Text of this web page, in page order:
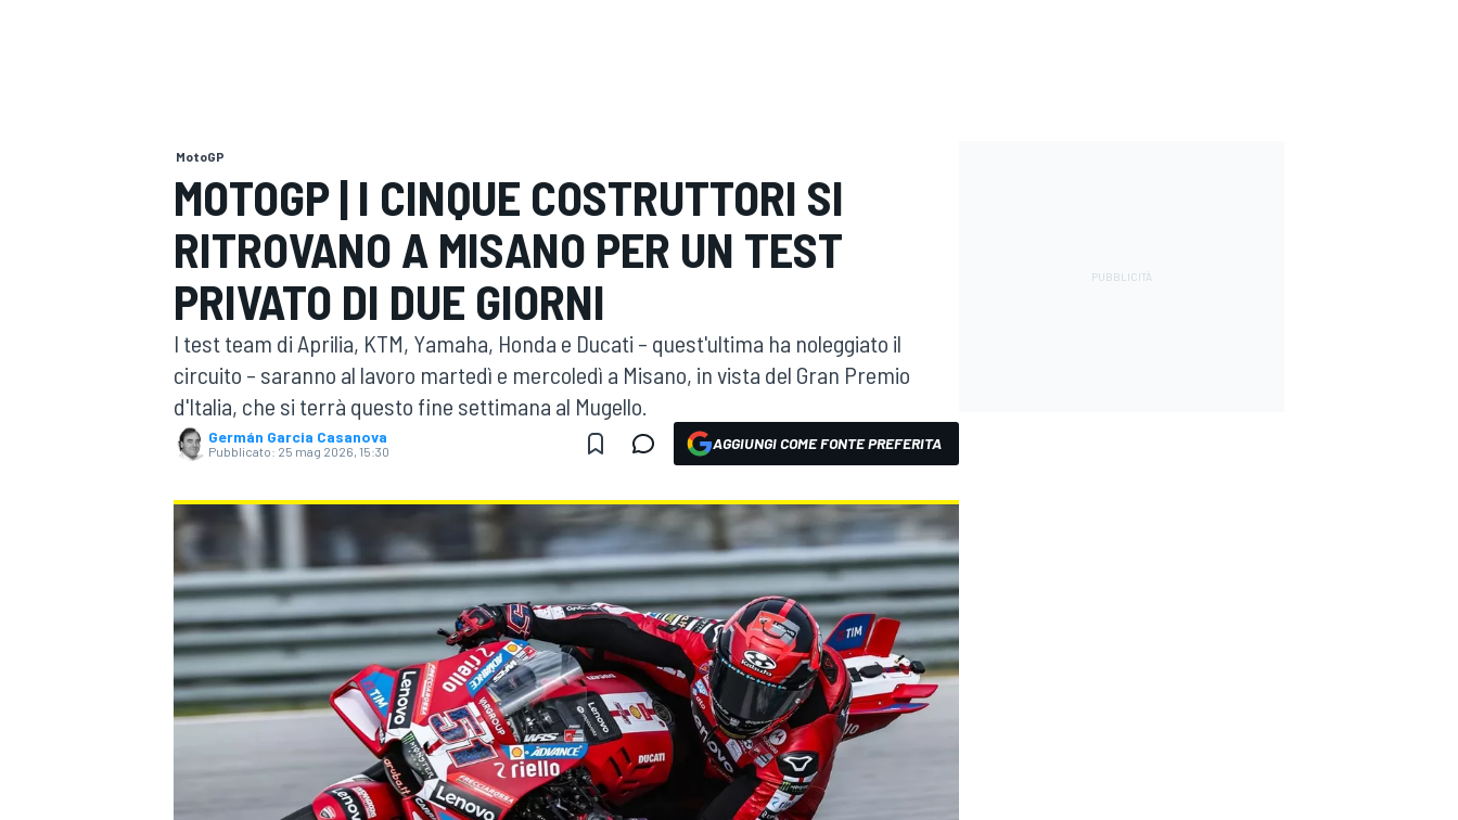
WRC
MotoGP
MOTOGP | I CINQUE COSTRUTTORI SI
RITROVANO A MISANO PER UN TEST
PRIVATO DI DUE GIORNI
I test team di Aprilia, KTM, Yamaha, Honda e Ducati – quest'ultima ha noleggiato il
circuito – saranno al lavoro martedì e mercoledì a Misano, in vista del Gran Premio
d'Italia, che si terrà questo fine settimana al Mugello.
Germán Garcia Casanova
Pubblicato: 25 mag 2026, 15:30 AGGIUNGI COME FONTE PREFERITA